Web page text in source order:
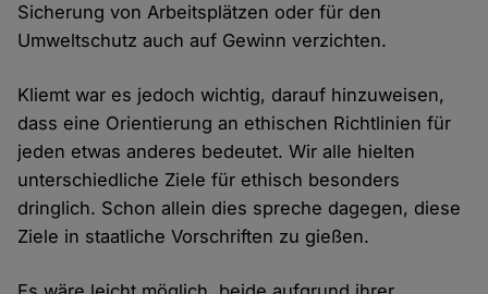
Sicherung von Arbeitsplätzen oder für den
Umweltschutz auch auf Gewinn verzichten.
Kliemt war es jedoch wichtig, darauf hinzuweisen,
dass eine Orientierung an ethischen Richtlinien für
jeden etwas anderes bedeutet. Wir alle hielten
unterschiedliche Ziele für ethisch besonders
dringlich. Schon allein dies spreche dagegen, diese
Ziele in staatliche Vorschriften zu gießen.